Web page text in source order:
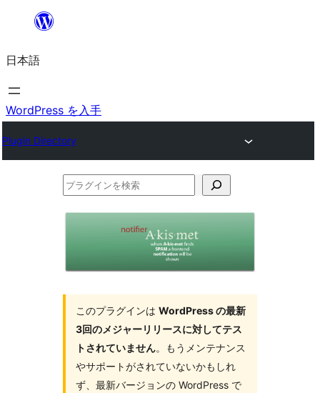
を
ス
キ
プ
日本語
WordPress を入手
Plugin Directory
プ
ン
を
このプラグインは WordPress の最新
3回のメジャーリリースに対してテス
トされていません。もうメンテナンス
やサポートがされていないかもしれ
ず、最新バージョンの WordPress で